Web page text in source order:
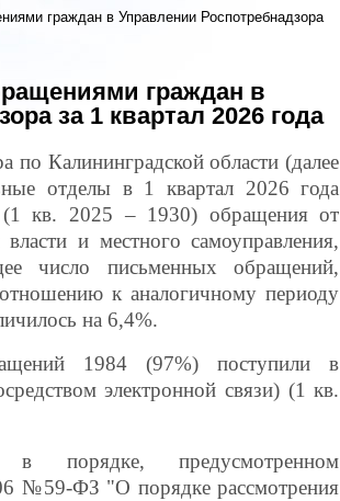
граждан в Управлении Роспотребнадзора
граждан в
за 1 квартал 2026 года
по Калининградской области (далее
отделы в 1 квартал 2026 года
(1 кв. 2025 – 1930) обращения от
и местного самоуправления,
число письменных обращений,
к аналогичному периоду
на 6,4%.
1984 (97%) поступили в
электронной связи) (1 кв.
в порядке, предусмотренном
№59-ФЗ "О порядке рассмотрения